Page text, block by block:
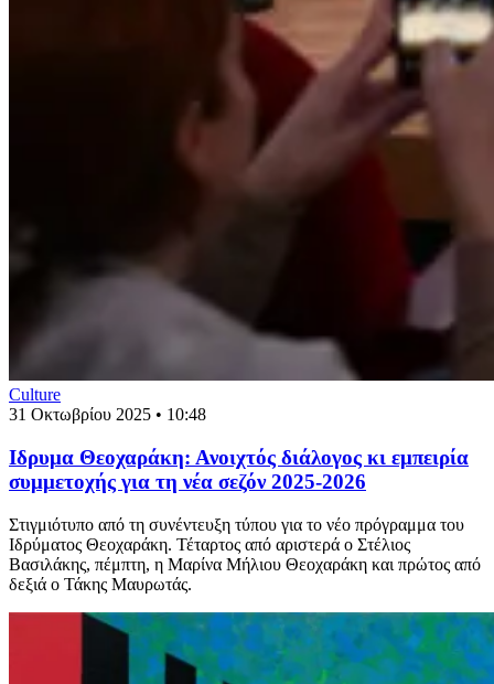
Culture
31 Οκτωβρίου 2025 • 10:48
Ιδρυμα Θεοχαράκη: Ανοιχτός διάλογος κι εμπειρία
συμμετοχής για τη νέα σεζόν 2025-2026
Στιγμιότυπο από τη συνέντευξη τύπου για το νέο πρόγραμμα του
Ιδρύματος Θεοχαράκη. Τέταρτος από αριστερά ο Στέλιος
Βασιλάκης, πέμπτη, η Μαρίνα Μήλιου Θεοχαράκη και πρώτος από
δεξιά ο Τάκης Μαυρωτάς.